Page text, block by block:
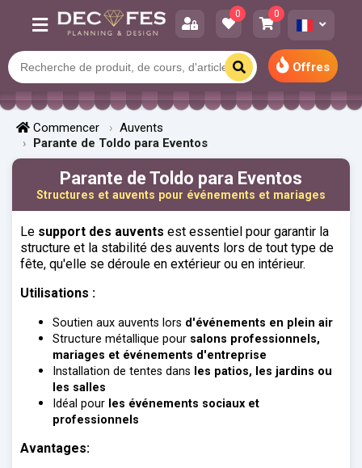
0 0
Offres
Commencer
Auvents
Parante de Toldo para Eventos
Parante de Toldo para Eventos
Structures et auvents pour événements et mariages
Le support des auvents est essentiel pour garantir la
structure et la stabilité des auvents lors de tout type de
fête, qu'elle se déroule en extérieur ou en intérieur.
Utilisations :
Soutien aux auvents lors d'événements en plein air
Structure métallique pour salons professionnels,
mariages et événements d'entreprise
Installation de tentes dans les patios, les jardins ou
les salles
Idéal pour les événements sociaux et
professionnels
Avantages: